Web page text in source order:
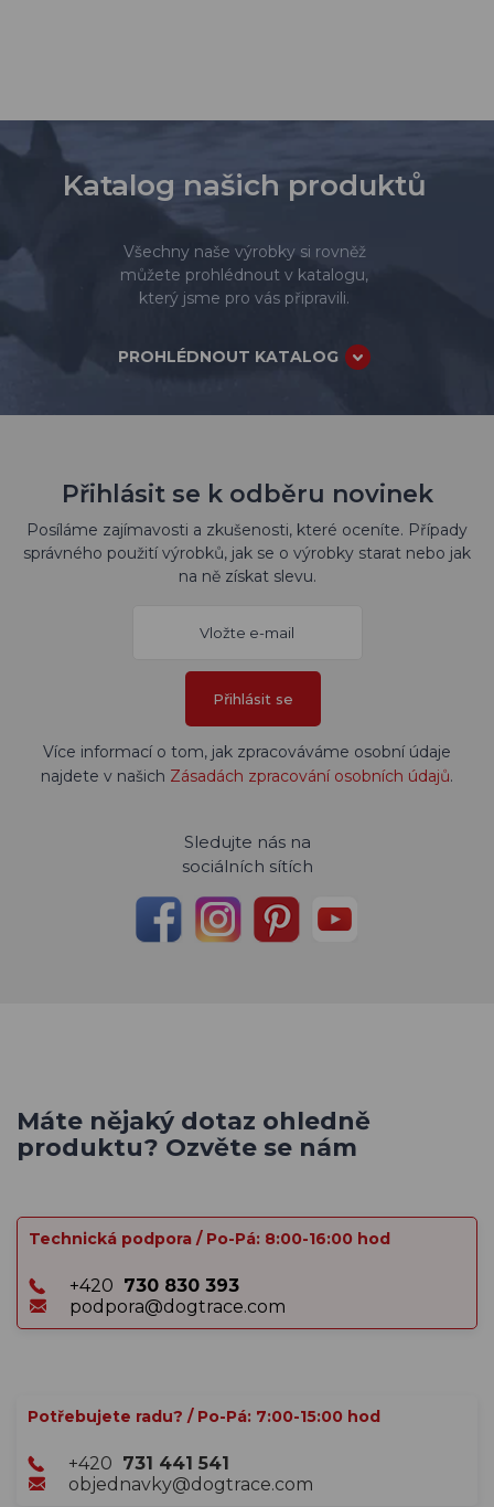
Katalog našich produktů
Všechny naše výrobky si rovněž
můžete prohlédnout v katalogu,
který jsme pro vás připravili.
PROHLÉDNOUT KATALOG
Přihlásit se k odběru novinek
Posíláme zajímavosti a zkušenosti, které oceníte. Případy
správného použití výrobků, jak se o výrobky starat nebo jak
na ně získat slevu.
Přihlásit se
Více informací o tom, jak zpracováváme osobní údaje
najdete v našich Zásadách zpracování osobních údajů.
Sledujte nás na
sociálních sítích
Máte nějaký dotaz ohledně
produktu? Ozvěte se nám
Technická podpora / Po-Pá: 8:00-16:00 hod
+420 730 830 393
podpora@dogtrace.com
Potřebujete radu? / Po-Pá: 7:00-15:00 hod
+420 731 441 541
objednavky@dogtrace.com